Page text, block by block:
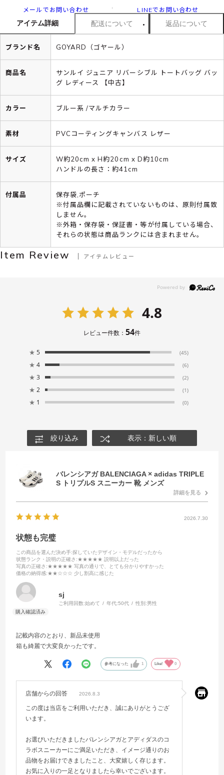
メールでお問い合わせ LINEでお問い合わせ
アイテム詳細 配送について 返品について
ブランド名 GOYARD（ゴヤール）
商品名
サンルイ ジュニア リバーシブル トートバッグ バッ
グ レディース 【中古】
カラー ブルー系 /マルチカラー
素材 PVCコーティングキャンバス レザー
サイズ
W約20cm x H約20cm x D約10cm
ハンドルの長さ：約41cm
付属品
保存袋,ポーチ
※付属品欄に記載されていないものは、原則付属致
しません。
※外箱・保存袋・保証書・等が付属している場合、
それらの状態は商品ランクには含まれません。
Item Review アイテムレビュー
4.8
レビュー件数： 54件
★ 5 (45)
★ 4 (6)
★ 3 (2)
★ 2 (1)
★ 1 (0)
絞り込み 表示：新しい順
バレンシアガ BALENCIAGA × adidas TRIPLE
S トリプルS スニーカー 靴 メンズ
詳細を見る
2026.7.30
状態も完璧
この商品を選んだ決め手:探していたデザイン・モデルだったから
状態ランク・説明の正確さ :★★★★★ 説明以上だった
写真の正確さ :★★★★★ 写真の通りで、とても分かりやすかった
価格の納得感:★★☆☆☆ 少し割高に感じた
sj
ご利用回数:始めて 年代:50代 性別:男性
記載内容のとおり、新品未使用
箱も綺麗で大変良かったです。
参考になった 1 Like! 0
店舗からの回答 2026.8.3
この度は当店をご利用いただき、誠にありがとうござ
います。
お選びいただきましたバレンシアガとアディダスのコ
ラボスニーカーにご満足いただき、イメージ通りのお
品物をお届けできましたこと、大変嬉しく存じます。
お気に入りの一足となりましたら幸いでございます。